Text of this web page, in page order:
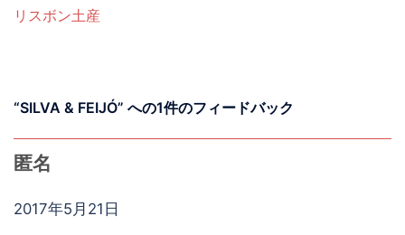
リスボン土産
“SILVA & FEIJÓ” への1件のフィードバック
匿名
2017年5月21日